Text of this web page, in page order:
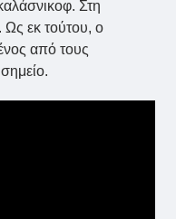
Στη
εκ τούτου, ο
από τους